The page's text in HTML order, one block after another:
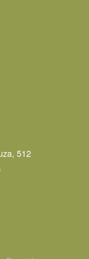
512